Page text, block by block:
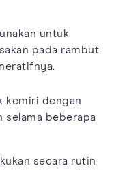
untuk
pada rambut
kemiri dengan
selama beberapa
secara rutin